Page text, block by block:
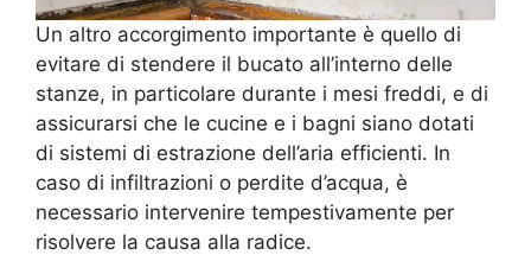
Un altro accorgimento importante è quello di
evitare di stendere il bucato all’interno delle
stanze, in particolare durante i mesi freddi, e di
assicurarsi che le cucine e i bagni siano dotati
di sistemi di estrazione dell’aria efficienti. In
caso di infiltrazioni o perdite d’acqua, è
necessario intervenire tempestivamente per
risolvere la causa alla radice.